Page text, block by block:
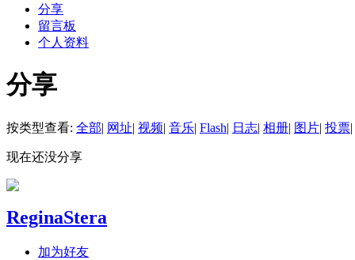
分享
留言板
个人资料
分享
按类型查看: 全部| 网址| 视频| 音乐| Flash| 日志| 相册| 图片| 投票|
现在还没分享
ReginaStera
加为好友